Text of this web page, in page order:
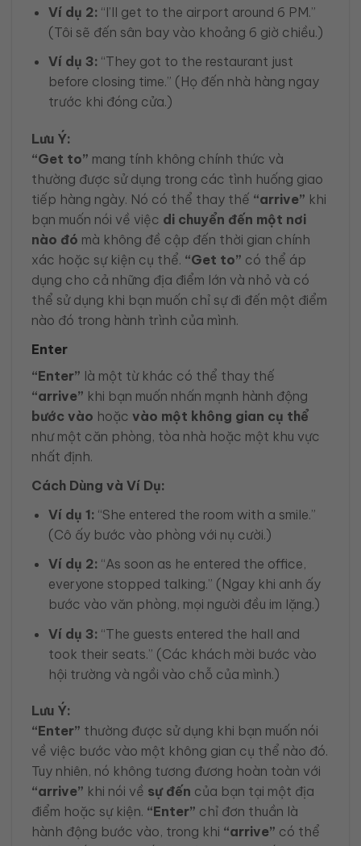
Ví dụ 2: “I’ll get to the airport around 6 PM.”
(Tôi sẽ đến sân bay vào khoảng 6 giờ chiều.)
Ví dụ 3: “They got to the restaurant just
before closing time.” (Họ đến nhà hàng ngay
trước khi đóng cửa.)
Lưu Ý:
“Get to” mang tính không chính thức và
thường được sử dụng trong các tình huống giao
tiếp hàng ngày. Nó có thể thay thế “arrive” khi
bạn muốn nói về việc di chuyển đến một nơi
nào đó mà không đề cập đến thời gian chính
xác hoặc sự kiện cụ thể. “Get to” có thể áp
dụng cho cả những địa điểm lớn và nhỏ và có
thể sử dụng khi bạn muốn chỉ sự đi đến một điểm
nào đó trong hành trình của mình.
Enter
“Enter” là một từ khác có thể thay thế
“arrive” khi bạn muốn nhấn mạnh hành động
bước vào hoặc vào một không gian cụ thể
như một căn phòng, tòa nhà hoặc một khu vực
nhất định.
Cách Dùng và Ví Dụ:
Ví dụ 1: “She entered the room with a smile.”
(Cô ấy bước vào phòng với nụ cười.)
Ví dụ 2: “As soon as he entered the office,
everyone stopped talking.” (Ngay khi anh ấy
bước vào văn phòng, mọi người đều im lặng.)
Ví dụ 3: “The guests entered the hall and
took their seats.” (Các khách mời bước vào
hội trường và ngồi vào chỗ của mình.)
Lưu Ý:
“Enter” thường được sử dụng khi bạn muốn nói
về việc bước vào một không gian cụ thể nào đó.
Tuy nhiên, nó không tương đương hoàn toàn với
“arrive” khi nói về sự đến của bạn tại một địa
điểm hoặc sự kiện. “Enter” chỉ đơn thuần là
hành động bước vào, trong khi “arrive” có thể